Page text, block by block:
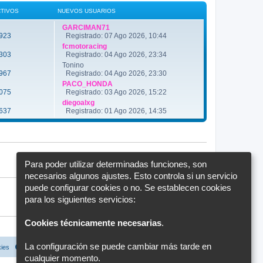
s
a
j
e
ú
l
o
e
n
a
NUEVOS USUARIOS
GARCIMAN71
Registrado: 07 Ago 2026, 10:44
fcmotoracing
Registrado: 04 Ago 2026, 23:34
Tonino
Registrado: 04 Ago 2026, 23:30
PACO_HONDA
Registrado: 03 Ago 2026, 15:22
diegoalxg
Registrado: 01 Ago 2026, 14:35
Todos los horarios sonUTC+02:00
Configuración de cookies
Para poder utilizar determinadas funciones, son
necesarios algunos ajustes. Esto controla si un servicio
puede configurar cookies o no. Se establecen cookies
para los siguientes servicios:
Cookies técnicamente necesarias.
La configuración se puede cambiar más tarde en
cualquier momento.